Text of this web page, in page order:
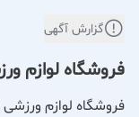
گزارش آگهی
فروشگاه لوازم
فروشگاه لوازم